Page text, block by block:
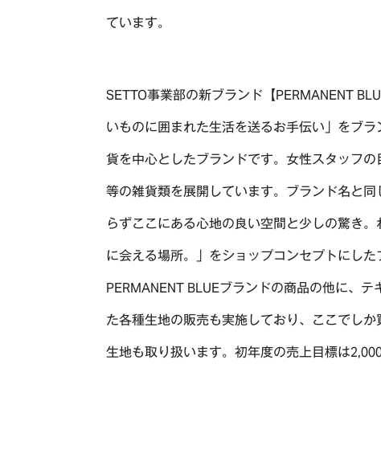
ています。
SETTO事業部の新ブランド【PERMANENT
いものに囲まれた生活を送るお手伝い」をブ
貨を中心としたブランドです。女性スタッフ
等の雑貨類を展開しています。ブランド名と
らずここにある心地の良い空間と少しの驚き
に会える場所。」をショップコンセプトにし
PERMANENT BLUEブランドの商品の他に、
た各種生地の販売も実施しており、ここでし
生地も取り扱います。初年度の売上目標は